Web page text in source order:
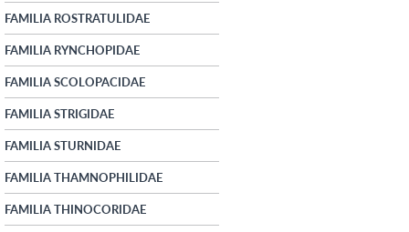
FAMILIA ROSTRATULIDAE
FAMILIA RYNCHOPIDAE
FAMILIA SCOLOPACIDAE
FAMILIA STRIGIDAE
FAMILIA STURNIDAE
FAMILIA THAMNOPHILIDAE
FAMILIA THINOCORIDAE